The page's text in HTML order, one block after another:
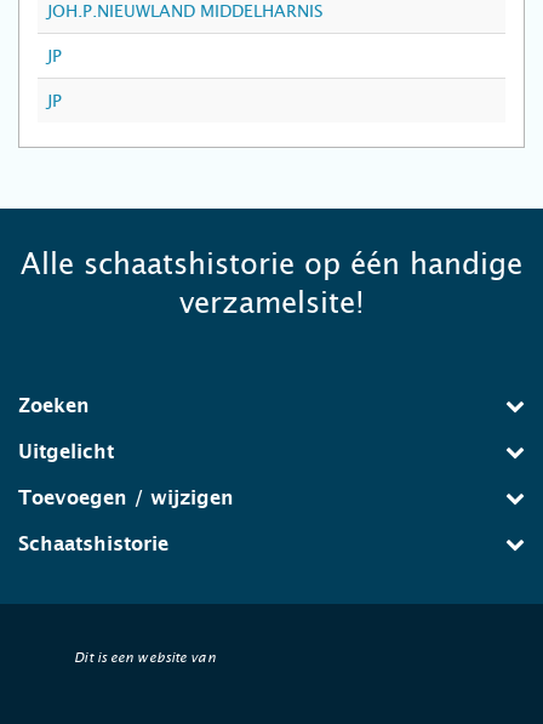
JOH.P.NIEUWLAND MIDDELHARNIS
JP
JP
Alle schaatshistorie op één handige
verzamelsite!
Zoeken
Uitgelicht
Toevoegen / wijzigen
Schaatshistorie
Dit is een website van